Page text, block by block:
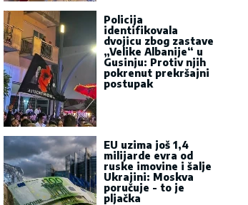
Policija
identifikovala
dvojicu zbog zastave
„Velike Albanije“ u
Gusinju: Protiv njih
pokrenut prekršajni
postupak
EU uzima još 1,4
milijarde evra od
ruske imovine i šalje
Ukrajini: Moskva
poručuje - to je
pljačka